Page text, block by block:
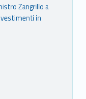
Zangrillo a
in